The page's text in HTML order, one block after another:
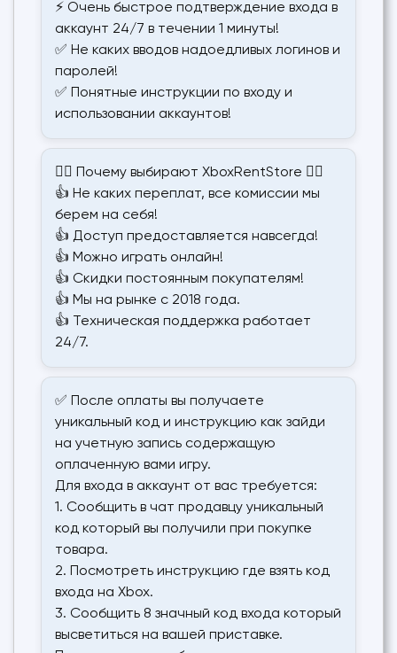
⚡️ Очень быстрое подтверждение входа в
аккаунт 24/7 в течении 1 минуты!
✅ Не каких вводов надоедливых логинов и
паролей!
✅ Понятные инструкции по входу и
использовании аккаунтов!
❤️‍🔥 Почему выбирают XboxRentStore ❤️‍🔥
👍 Не каких переплат, все комиссии мы
берем на себя!
👍 Доступ предоставляется навсегда!
👍 Можно играть онлайн!
👍 Скидки постоянным покупателям!
👍 Мы на рынке с 2018 года.
👍 Техническая поддержка работает
24/7.
✅ После оплаты вы получаете
уникальный код и инструкцию как зайди
на учетную запись содержащую
оплаченную вами игру.
Для входа в аккаунт от вас требуется:
1. Сообщить в чат продавцу уникальный
код который вы получили при покупке
товара.
2. Посмотреть инструкцию где взять код
входа на Xbox.
3. Сообщить 8 значный код входа который
высветиться на вашей приставке.